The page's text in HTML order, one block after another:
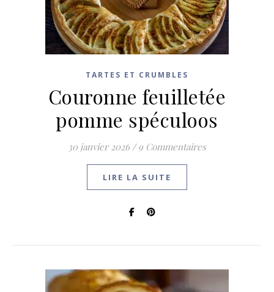
TARTES ET CRUMBLES
Couronne feuilletée
pomme spéculoos
30 janvier 2026 / 9 Commentaires
LIRE LA SUITE